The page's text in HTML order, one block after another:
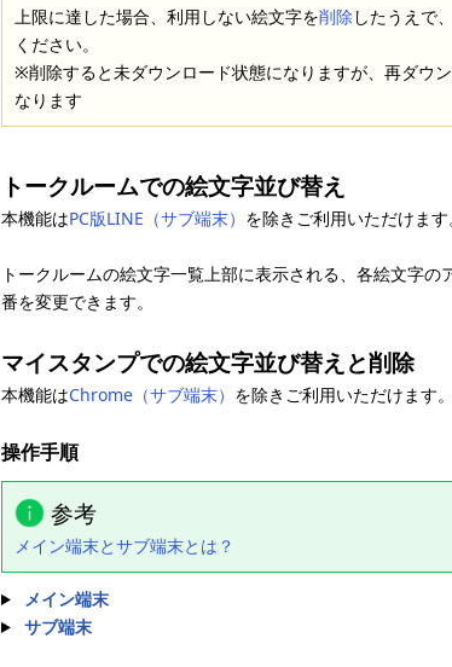
上限に達した場合、利用しない絵文字を削除 したうえで
ください。
※削除すると未ダウンロード状態になりますが、再ダウ
なります
トークルームでの絵文字並び替え
本機能はPC版LINE（サブ端末） を除きご利用いただけます
トークルームの絵文字一覧上部に表示される、各絵文字
番を変更できます。
マイスタンプでの絵文字並び替えと削除
本機能はChrome（サブ端末） を除きご利用いただけます。
操作手順
参考
メイン端末とサブ端末とは？
メイン端末
サブ端末